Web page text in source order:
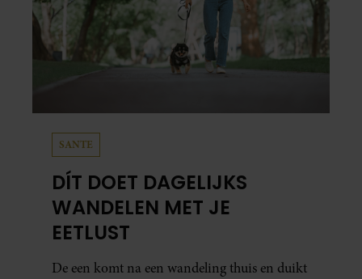
partners kunnen deze gegevens combineren met andere
informatie die u aan ze heeft verstrekt of die ze hebben
verzameld op basis van uw gebruik van hun services. U
gaat akkoord met onze cookies als u onze website blijft
SANTE
DÍT DOET DAGELIJKS
WANDELEN MET JE
EETLUST
De een komt na een wandeling thuis en duikt